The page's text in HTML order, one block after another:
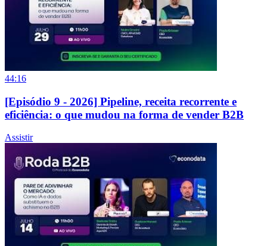
44:16
[Episódio 9 - 2026] Pipeline, receita recorrente e
eficiência: o que mudou na forma de vender B2B
Assistir